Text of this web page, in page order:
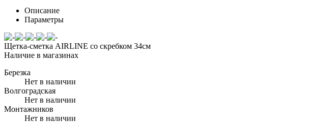
Описание
Параметры
Щетка-сметка AIRLINE со скребком 34см
Наличие в магазинах
Березка
Нет в наличии
Волгоградская
Нет в наличии
Монтажников
Нет в наличии